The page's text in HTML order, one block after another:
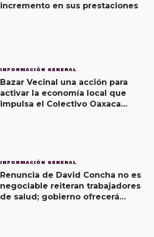
incremento en sus prestaciones
INFORMACIÓN GENERAL
Bazar Vecinal una acción para
activar la economía local que
impulsa el Colectivo Oaxaca
INFORMACIÓN GENERAL
Renuncia de David Concha no es
negociable reiteran trabajadores
de salud; gobierno ofrecerá